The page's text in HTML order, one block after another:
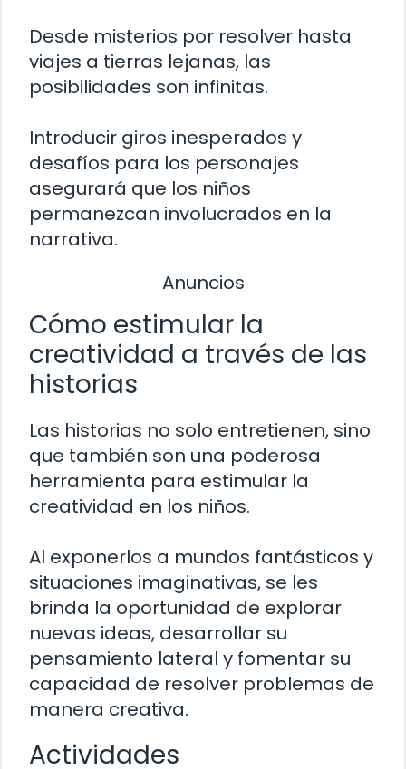
Desde misterios por resolver hasta
viajes a tierras lejanas, las
posibilidades son infinitas.
Introducir giros inesperados y
desafíos para los personajes
asegurará que los niños
permanezcan involucrados en la
narrativa.
Anuncios
Cómo estimular la
creatividad a través de las
historias
Las historias no solo entretienen, sino
que también son una poderosa
herramienta para estimular la
creatividad en los niños.
Al exponerlos a mundos fantásticos y
situaciones imaginativas, se les
brinda la oportunidad de explorar
nuevas ideas, desarrollar su
pensamiento lateral y fomentar su
capacidad de resolver problemas de
manera creativa.
Actividades